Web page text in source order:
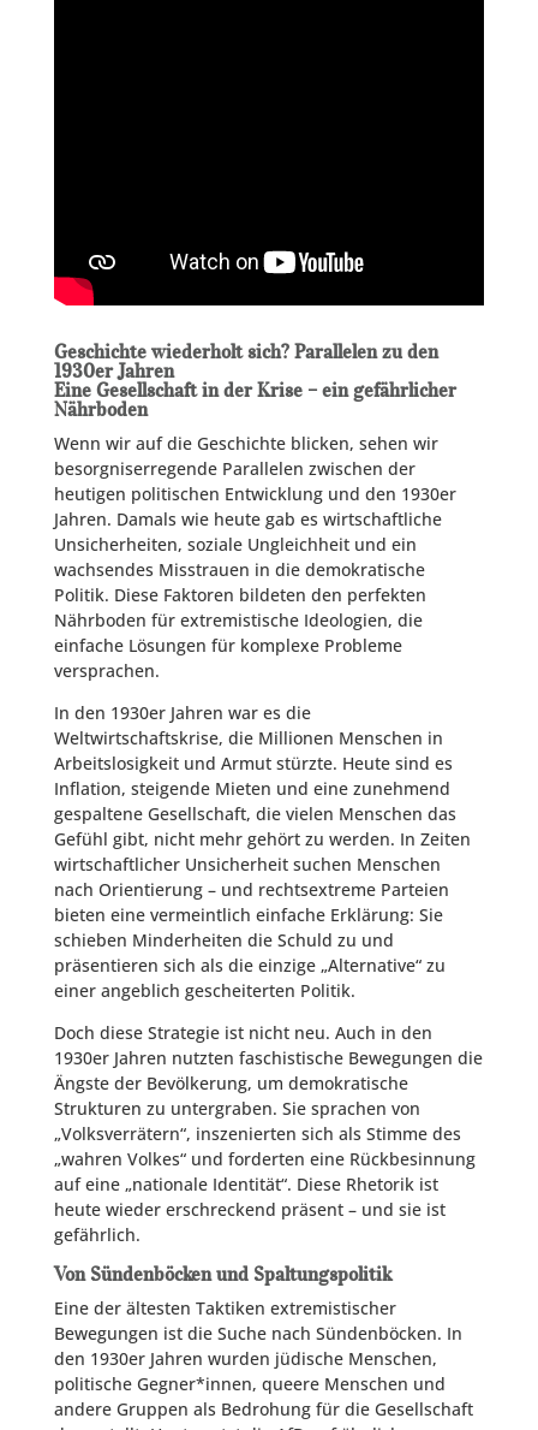
Geschichte wiederholt sich? Parallelen zu den
1930er Jahren
Eine Gesellschaft in der Krise – ein gefährlicher
Nährboden
Wenn wir auf die Geschichte blicken, sehen wir
besorgniserregende Parallelen zwischen der
heutigen politischen Entwicklung und den 1930er
Jahren. Damals wie heute gab es wirtschaftliche
Unsicherheiten, soziale Ungleichheit und ein
wachsendes Misstrauen in die demokratische
Politik. Diese Faktoren bildeten den perfekten
Nährboden für extremistische Ideologien, die
einfache Lösungen für komplexe Probleme
versprachen.
In den 1930er Jahren war es die
Weltwirtschaftskrise, die Millionen Menschen in
Arbeitslosigkeit und Armut stürzte. Heute sind es
Inflation, steigende Mieten und eine zunehmend
gespaltene Gesellschaft, die vielen Menschen das
Gefühl gibt, nicht mehr gehört zu werden. In Zeiten
wirtschaftlicher Unsicherheit suchen Menschen
nach Orientierung – und rechtsextreme Parteien
bieten eine vermeintlich einfache Erklärung: Sie
schieben Minderheiten die Schuld zu und
präsentieren sich als die einzige „Alternative“ zu
einer angeblich gescheiterten Politik.
Doch diese Strategie ist nicht neu. Auch in den
1930er Jahren nutzten faschistische Bewegungen die
Ängste der Bevölkerung, um demokratische
Strukturen zu untergraben. Sie sprachen von
„Volksverrätern“, inszenierten sich als Stimme des
„wahren Volkes“ und forderten eine Rückbesinnung
auf eine „nationale Identität“. Diese Rhetorik ist
heute wieder erschreckend präsent – und sie ist
gefährlich.
Von Sündenböcken und Spaltungspolitik
Eine der ältesten Taktiken extremistischer
Bewegungen ist die Suche nach Sündenböcken. In
den 1930er Jahren wurden jüdische Menschen,
politische Gegner*innen, queere Menschen und
andere Gruppen als Bedrohung für die Gesellschaft